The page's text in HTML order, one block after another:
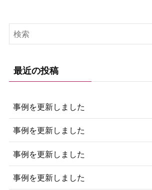
最近の投稿
事例を更新しました
事例を更新しました
事例を更新しました
事例を更新しました